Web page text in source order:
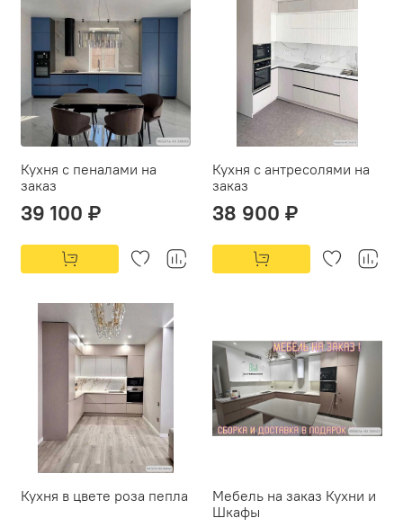
Кухня с пеналами на
заказ
39 100 ₽
Кухня с антресолями на
заказ
38 900 ₽
Кухня в цвете роза пепла
Мебель на заказ Кухни и
Шкафы